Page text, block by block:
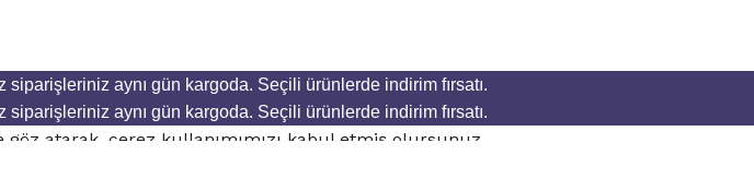
siparişleriniz aynı gün kargoda. Seçili ürünlerde indirim fırsatı.
siparişleriniz aynı gün kargoda. Seçili ürünlerde indirim fırsatı.
atarak, çerez kullanımımızı kabul etmiş olursunuz.